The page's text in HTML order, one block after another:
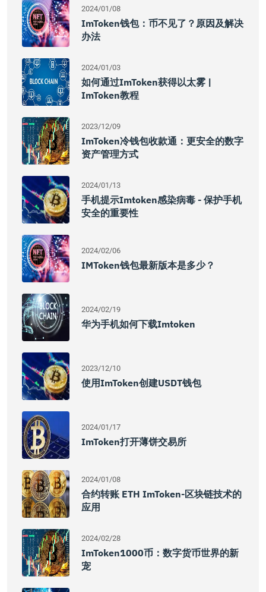
2024/01/08
ImToken钱包：币不见了？原因及解决
办法
2024/01/03
如何通过imToken获得以太雾 |
ImToken教程
2023/12/09
ImToken冷钱包收款通：更安全的数字
资产管理方式
2024/01/13
手机提示imtoken感染病毒 - 保护手机
安全的重要性
2024/02/06
IMToken钱包最新版本是多少？
2024/02/19
华为手机如何下载imtoken
2023/12/10
使用imToken创建USDT钱包
2024/01/17
ImToken打开薄饼交易所
2024/01/08
合约转账 ETH ImToken-区块链技术的
应用
2024/02/28
ImToken1000币：数字货币世界的新
宠